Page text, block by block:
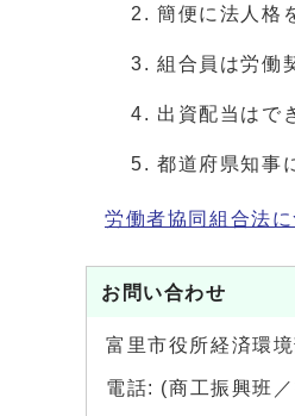
簡便に法人格
組合員は労働
出資配当はで
都道府県知事
労働者協同組合法
お問い合わせ
富里市役所経済環
電話: (商工振興班